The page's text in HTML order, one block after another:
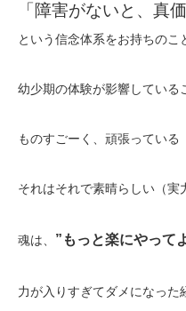
「障害がないと、真
という信念体系をお持ちのこ
幼少期の体験が影響している
ものすごーく、頑張っている
それはそれで素晴らしい（実
魂は、 ”もっと楽にやって
力が入りすぎてダメになっ